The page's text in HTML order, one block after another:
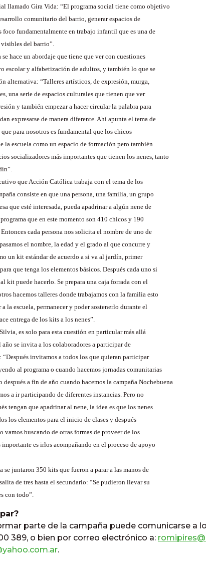
llamado Gira Vida: “El programa social tiene como objetivo
comunitario del barrio, generar espacios de
foco fundamentalmente en trabajo infantil que es una de
del barrio”.
se hace un abordaje que tiene que ver con cuestiones
escolar y alfabetización de adultos, y también lo que se
alternativa: “Talleres artísticos, de expresión, murga,
una serie de espacios culturales que tienen que ver
y también empezar a hacer circular la palabra para
expresarse de manera diferente. Ahí apunta el tema de
para nosotros es fundamental que los chicos
la escuela como un espacio de formación pero también
socializadores más importantes que tienen los nenes, tanto
que Acción Católica trabaja con el tema de los
consiste en que una persona, una familia, un grupo
que esté interesada, pueda apadrinar a algún nene de
que en este momento son 410 chicos y 190
cada persona nos solicita el nombre de uno de
el nombre, la edad y el grado al que concurre y
un kit estándar de acuerdo a si va al jardín, primer
que tenga los elementos básicos. Después cada uno si
kit puede hacerlo. Se prepara una caja forrada con el
hacemos talleres donde trabajamos con la familia esto
la escuela, permanecer y poder sostenerlo durante el
entrega de los kits a los nenes”.
es solo para esta cuestión en particular más allá
se invita a los colaboradores a participar de
invitamos a todos los que quieran participar
al programa o cuando hacemos jornadas comunitarias
después a fin de año cuando hacemos la campaña Nochebuena
a ir participando de diferentes instancias. Pero no
tengan que apadrinar al nene, la idea es que los nenes
los elementos para el inicio de clases y después
vamos buscando de otras formas de proveer de los
es irlos acompañando en el proceso de apoyo
se juntaron 350 kits que fueron a parar a las manos de
de tres hasta el secundario: “Se pudieron llevar su
con todo”.
parte de la campaña puede comunicarse a
389, o bien por correo electrónico a:
.